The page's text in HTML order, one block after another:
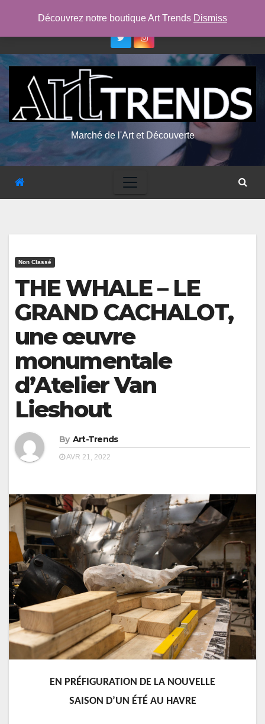
ven. Août 7th, 2026 9:39:14 AM
Marché de l'Art et Découverte
Non Classé
THE WHALE – LE
GRAND CACHALOT,
une œuvre
monumentale
d’Atelier Van
Lieshout
By Art-Trends
AVR 21, 2022
EN PRÉFIGURATION DE LA NOUVELLE
SAISON D’UN ÉTÉ AU HAVRE
Découvrez notre boutique Art Trends Dismiss